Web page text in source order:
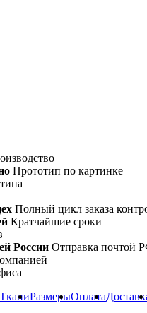
Прототип по картинке
Полный цикл заказа
Кратчайшие сроки
России Отправка почтой
ТканиРазмерыОплата